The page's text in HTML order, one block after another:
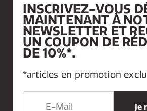
INSCRIVEZ-VOUS
MAINTENANT À
NEWSLETTER ET
UN COUPON DE
DE 10%*.
*articles en promotion